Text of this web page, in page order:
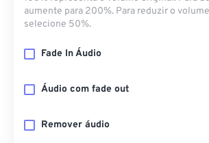
aumente para 200%. Para reduzir o
selecione 50%.
Fade In Áudio
Áudio com fade out
Remover áudio